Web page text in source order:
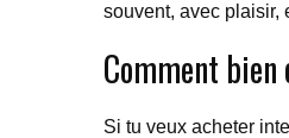
souvent, avec plaisir,
Comment
Si tu veux acheter